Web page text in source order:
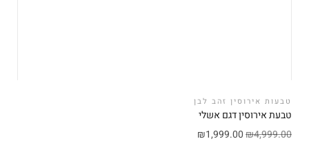
טבעות אירוסין זהב לבן
טבעת אירוסין דגם אשלי
₪4,999.00
₪1,999.00